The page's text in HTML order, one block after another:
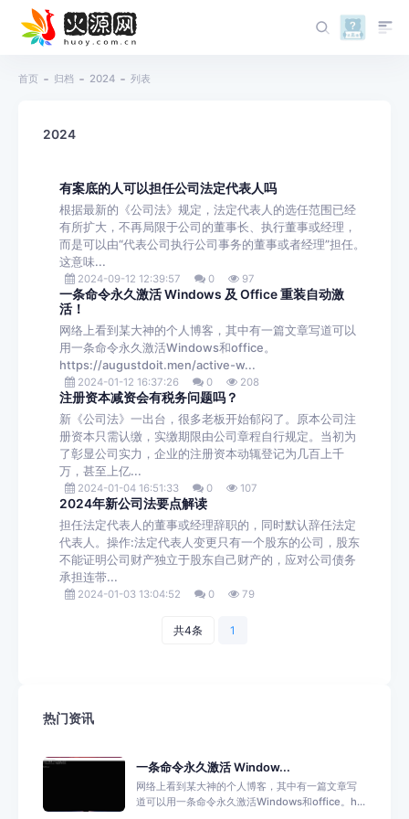
首页 归档 2024 列表
2024
有案底的人可以担任公司法定代表人吗
根据最新的《公司法》规定，法定代表人的选任范围已经
有所扩大，不再局限于公司的董事长、执行董事或经理，
而是可以由“代表公司执行公司事务的董事或者经理”担任。
这意味...
2024-09-12 12:39:57 0 97
一条命令永久激活 Windows 及 Office 重装自动激
活！
网络上看到某大神的个人博客，其中有一篇文章写道可以
用一条命令永久激活Windows和office。
https://augustdoit.men/active-w...
2024-01-12 16:37:26 0 208
注册资本减资会有税务问题吗？
新《公司法》一出台，很多老板开始郁闷了。原本公司注
册资本只需认缴，实缴期限由公司章程自行规定。当初为
了彰显公司实力，企业的注册资本动辄登记为几百上千
万，甚至上亿...
2024-01-04 16:51:33 0 107
2024年新公司法要点解读
担任法定代表人的董事或经理辞职的，同时默认辞任法定
代表人。操作:法定代表人变更只有一个股东的公司，股东
不能证明公司财产独立于股东自己财产的，应对公司债务
承担连带...
2024-01-03 13:04:52 0 79
共4条 1
热门资讯
一条命令永久激活 Window...
网络上看到某大神的个人博客，其中有一篇文章写
道可以用一条命令永久激活Windows和office。h...